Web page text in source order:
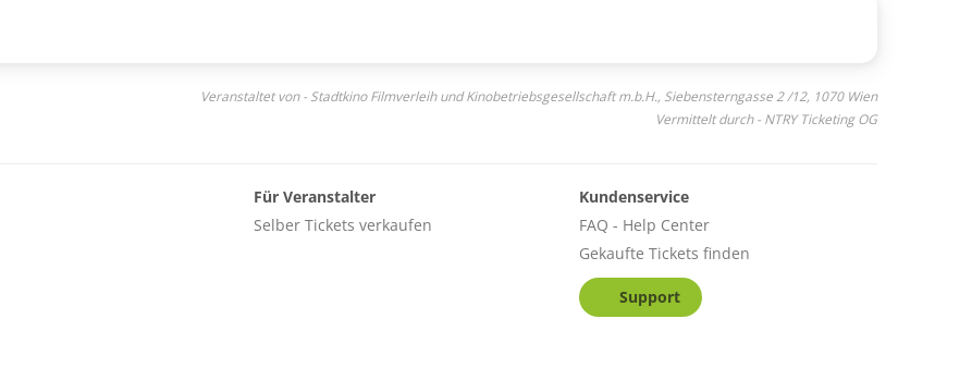
Veranstaltet von - Stadtkino Filmverleih und Kinobetriebsgesellschaft m.b.H., Siebensterngasse 2 /12, 1070 Wien
Vermittelt durch - NTRY Ticketing OG
Für Veranstalter
Selber Tickets verkaufen
Kundenservice
FAQ - Help Center
Gekaufte Tickets finden
Support